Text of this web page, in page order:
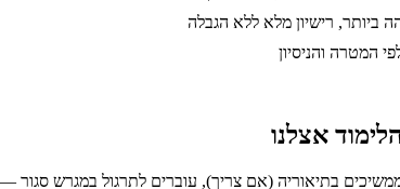
המטרה והניסיון
אצלנו
בתיאוריה (אם צריך), עוברים לתרגול במגרש סגור